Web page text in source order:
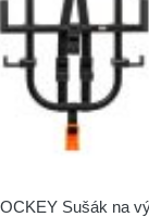
Sušák na